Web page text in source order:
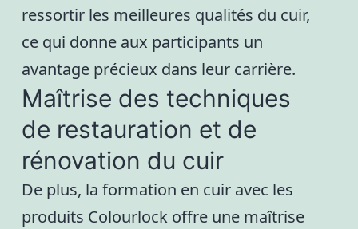
ressortir les meilleures qualités du cuir,
ce qui donne aux participants un
avantage précieux dans leur carrière.
Maîtrise des techniques
de restauration et de
rénovation du cuir
De plus, la formation en cuir avec les
produits Colourlock offre une maîtrise